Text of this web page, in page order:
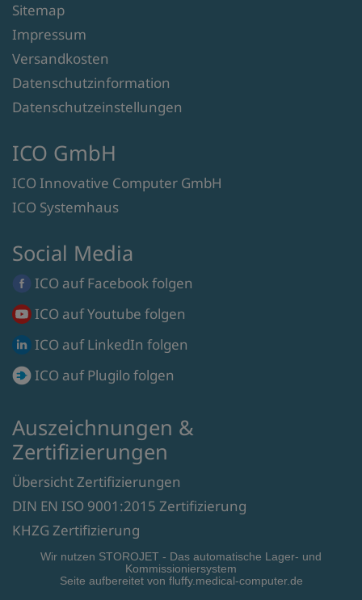
Sitemap
Impressum
Versandkosten
Datenschutzinformation
Datenschutzeinstellungen
ICO GmbH
ICO Innovative Computer GmbH
ICO Systemhaus
Social Media
ICO aufFacebookfolgen
ICO aufYoutube folgen
ICO aufLinkedIn folgen
ICO aufPlugilofolgen
Auszeichnungen &
Zertifizierungen
Übersicht Zertifizierungen
DIN EN ISO 9001:2015 Zertifizierung
KHZG Zertifizierung
Wir nutzen STOROJET - Das automatische Lager- und
Kommissioniersystem
Seite aufbereitet von fluffy.medical-computer.de